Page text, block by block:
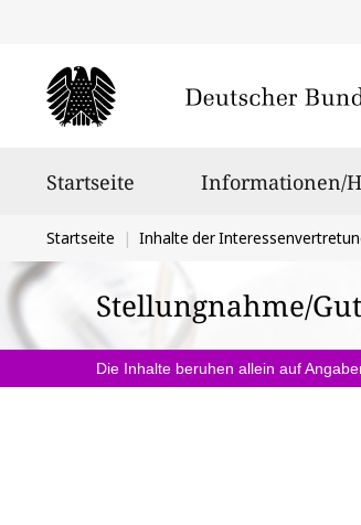
Startseite Informationen/
Sie
befinden
sich
hier:
Startseite Inhalte der
Stellungnahme/
Die Inhalte beruhen allein auf